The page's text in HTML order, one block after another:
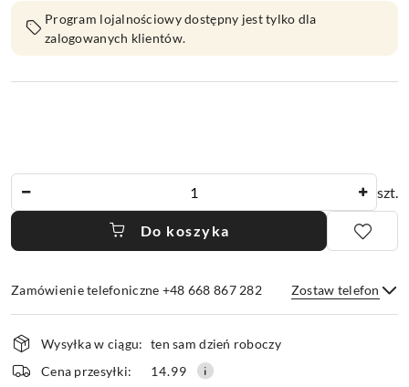
Program lojalnościowy dostępny jest tylko dla
zalogowanych klientów.
szt.
Do koszyka
Zamówienie telefoniczne +48 668 867 282 Zostaw telefon
Wyślij
Dostępność
i
dostawa
Wysyłka w ciągu: ten sam dzień roboczy
Cena przesyłki:
14.99